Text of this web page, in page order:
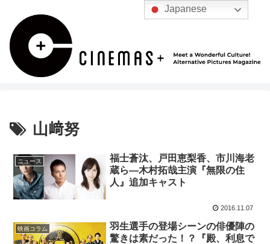
山﨑努
ニュース
福士蒼汰、戸田恵梨香、市川海老
蔵ら―木村拓哉主演『無限の住
人』追加キャスト
2016.11.07
映画コラム
羽生選手の登場シーンの俳優陣の
驚きは素だった！？『殿、利息で
Japanese